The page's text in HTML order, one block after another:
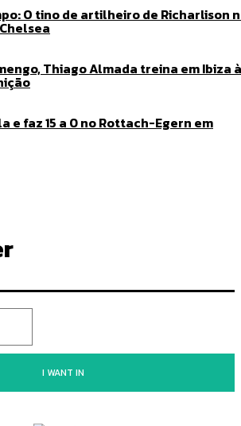
O tino de artilheiro de Richarlison
Thiago Almada treina em Ibiza à
e faz 15 a 0 no Rottach-Egern em
I WANT IN